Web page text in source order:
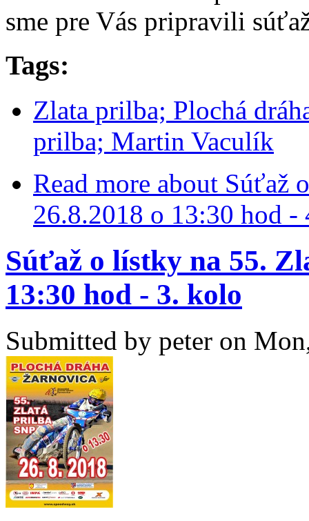
sme pre Vás pripravili
Tags:
Zlata prilba; Plochá
prilba; Martin Vaculík
Read more about Súťaž
26.8.2018 o 13:30 hod -
Súťaž o lístky na 55.
13:30 hod - 3. kolo
Submitted by peter on